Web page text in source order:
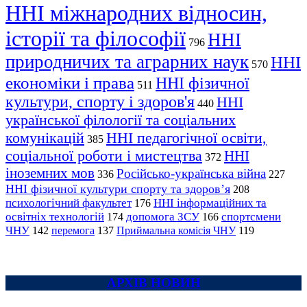
ННІ міжнародних відносин,
історії та філософії 796 ННІ
природничих та аграрних наук 570 ННІ
економіки і права 511 ННІ фізичної
культури, спорту і здоров'я 440 ННІ
української філології та соціальних
комунікацій 385 ННІ педагогічної освіти,
соціальної роботи і мистецтва 372 ННІ
іноземних мов 336 Російсько-українська війна 227
ННІ фізичної культури спорту та здоров’я 208
психологічний факультет 176 ННІ інформаційних та
освітніх технологій 174 допомога ЗСУ 166 спортсмени
ЧНУ 142 перемога 137 Приймальна комісія ЧНУ 119
АРХІВ НОВИН